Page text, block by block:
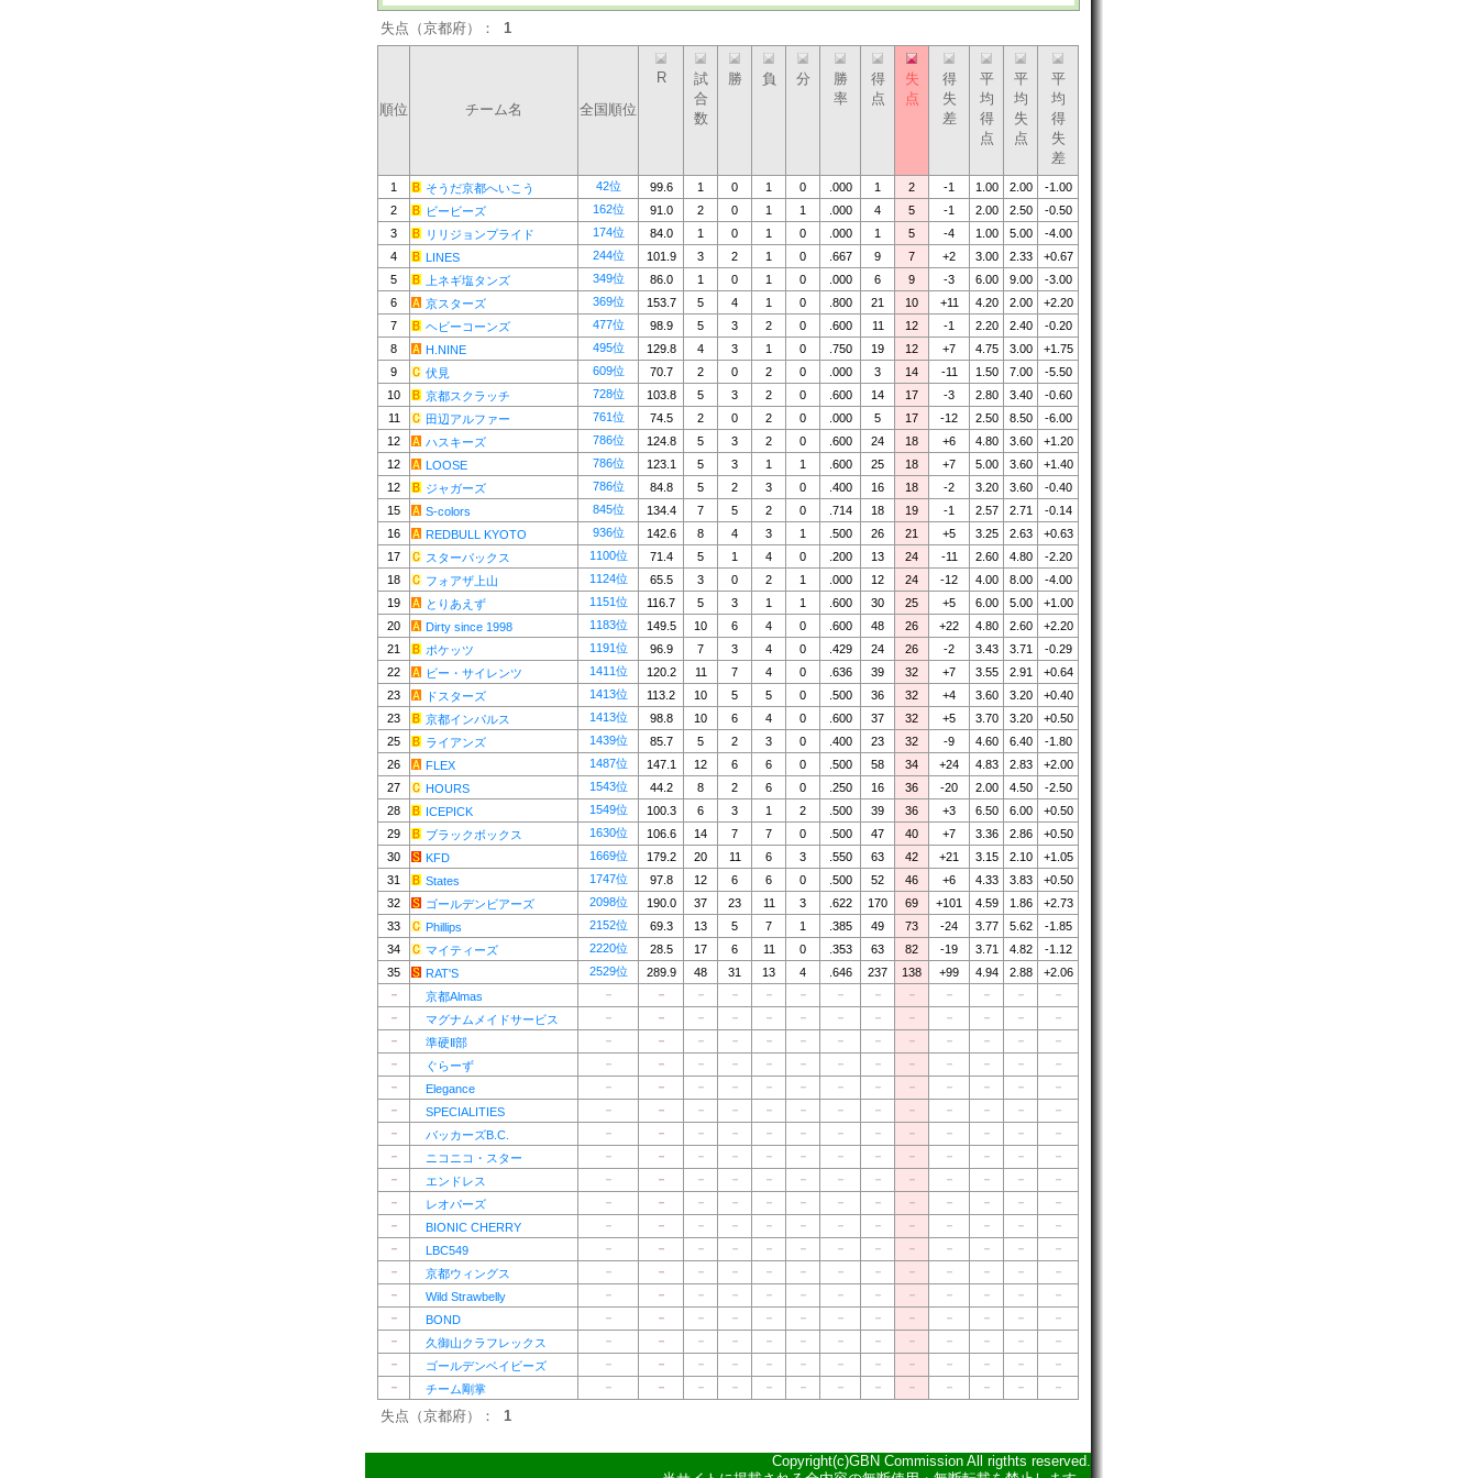
失点（京都府）： 1
順位 チーム名 全国順位
R
試
合
数
勝 負 分
勝
率
得
点
失
点
得
失
差
平
均
得
点
平
均
失
点
平
均
得
失
差
1 そうだ京都へいこう 42位 99.6 1 0 1 0 .000 1 2 -1 1.00 2.00
-1.00
2
ビービーズ 162位 91.0 2 0 1 1 .000 4 5 -1 2.00 2.50
-0.50
3
リリジョンプライド 174位 84.0 1 0 1 0 .000 1 5 -4 1.00 5.00
-4.00
4
LINES 244位 101.9 3 2 1 0 .667 9 7 +2 3.00 2.33
+0.67
5
上ネギ塩タンズ 349位 86.0 1 0 1 0 .000 6 9 -3 6.00 9.00
-3.00
6
京スターズ 369位 153.7 5 4 1 0 .800 21 10 +11 4.20 2.00
+2.20
7
ヘビーコーンズ 477位 98.9 5 3 2 0 .600 11 12 -1 2.20 2.40
-0.20
8
H.NINE 495位 129.8 4 3 1 0 .750 19 12 +7 4.75 3.00
+1.75
9
伏見 609位 70.7 2 0 2 0 .000 3 14 -11 1.50 7.00
-5.50
10
京都スクラッチ 728位 103.8 5 3 2 0 .600 14 17 -3 2.80 3.40
-0.60
11
田辺アルファー 761位 74.5 2 0 2 0 .000 5 17 -12 2.50 8.50
-6.00
12
ハスキーズ 786位 124.8 5 3 2 0 .600 24 18 +6 4.80 3.60
+1.20
12
LOOSE 786位 123.1 5 3 1 1 .600 25 18 +7 5.00 3.60
+1.40
12
ジャガーズ 786位 84.8 5 2 3 0 .400 16 18 -2 3.20 3.60
-0.40
15
S-colors 845位 134.4 7 5 2 0 .714 18 19 -1 2.57 2.71
-0.14
16
REDBULL KYOTO 936位 142.6 8 4 3 1 .500 26 21 +5 3.25 2.63
+0.63
17
スターバックス 1100位 71.4 5 1 4 0 .200 13 24 -11 2.60 4.80
-2.20
18
フォアザ上山 1124位 65.5 3 0 2 1 .000 12 24 -12 4.00 8.00
-4.00
19
とりあえず 1151位 116.7 5 3 1 1 .600 30 25 +5 6.00 5.00
+1.00
20
Dirty since 1998 1183位 149.5 10 6 4 0 .600 48 26 +22 4.80 2.60
+2.20
21
ポケッツ 1191位 96.9 7 3 4 0 .429 24 26 -2 3.43 3.71
-0.29
22
ビー・サイレンツ 1411位 120.2 11 7 4 0 .636 39 32 +7 3.55 2.91
+0.64
23
ドスターズ 1413位 113.2 10 5 5 0 .500 36 32 +4 3.60 3.20
+0.40
23
京都インパルス 1413位 98.8 10 6 4 0 .600 37 32 +5 3.70 3.20
+0.50
25
ライアンズ 1439位 85.7 5 2 3 0 .400 23 32 -9 4.60 6.40
-1.80
26
FLEX 1487位 147.1 12 6 6 0 .500 58 34 +24 4.83 2.83
+2.00
27
HOURS 1543位 44.2 8 2 6 0 .250 16 36 -20 2.00 4.50
-2.50
28
ICEPICK 1549位 100.3 6 3 1 2 .500 39 36 +3 6.50 6.00
+0.50
29
ブラックボックス 1630位 106.6 14 7 7 0 .500 47 40 +7 3.36 2.86
+0.50
30
KFD 1669位 179.2 20 11 6 3 .550 63 42 +21 3.15 2.10
+1.05
31
States 1747位 97.8 12 6 6 0 .500 52 46 +6 4.33 3.83
+0.50
32
ゴールデンビアーズ 2098位 190.0 37 23 11 3 .622 170 69 +101 4.59 1.86
+2.73
33
Phillips 2152位 69.3 13 5 7 1 .385 49 73 -24 3.77 5.62
-1.85
34
マイティーズ 2220位 28.5 17 6 11 0 .353 63 82 -19 3.71 4.82
-1.12
35
RAT'S 2529位 289.9 48 31 13 4 .646 237 138 +99 4.94 2.88
+2.06
－
京都Almas － － － － － － － － － － － －
－
－
マグナムメイドサービス － － － － － － － － － － － －
－
－
準硬Ⅱ部 － － － － － － － － － － － －
－
－
ぐらーず － － － － － － － － － － － －
－
－
Elegance － － － － － － － － － － － －
－
－
SPECIALITIES － － － － － － － － － － － －
－
－
バッカーズB.C. － － － － － － － － － － － －
－
－
ニコニコ・スター － － － － － － － － － － － －
－
－
エンドレス － － － － － － － － － － － －
－
－
レオパーズ － － － － － － － － － － － －
－
－
BIONIC CHERRY － － － － － － － － － － － －
－
－
LBC549 － － － － － － － － － － － －
－
－
京都ウィングス － － － － － － － － － － － －
－
－
Wild Strawbelly － － － － － － － － － － － －
－
－
BOND － － － － － － － － － － － －
－
－
久御山クラフレックス － － － － － － － － － － － －
－
－
ゴールデンベイビーズ － － － － － － － － － － － －
－
－
チーム剛掌 － － － － － － － － － － － － －
失点（京都府）： 1
Copyright(c)GBN Commission All rigthts reserved.